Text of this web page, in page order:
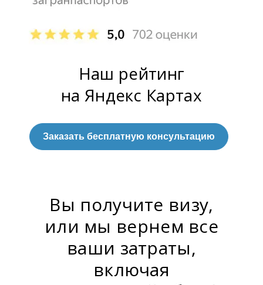
Наш рейтинг
на Яндекс Картах
Заказать бесплатную консультацию
Вы получите визу,
или мы вернем все
ваши затраты,
включая